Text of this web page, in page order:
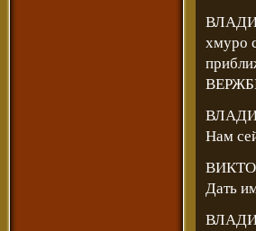
хмуро
Нам
Дать